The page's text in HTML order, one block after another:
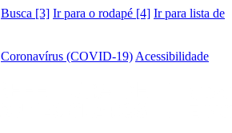
Busca [3] Ir para o rodapé [4] Ir para lista de
Coronavírus (COVID-19) Acessibilidade